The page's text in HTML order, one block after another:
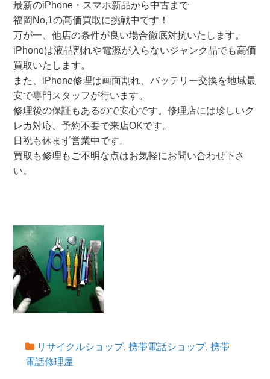
最新のiPhone・スマホ新品から中古まで
福岡No,1の高価買取に挑戦中です！
万が一、他店の条件が良い場合徹底対抗いたします。
iPhoneは液晶割れや電源が入らないジャンク品でも高価
買取いたします。
また、iPhone修理は画面割れ、バッテリー交換を地域最
安で専門スタッフが行います。
修理後の保証もあるので安心です。修理店には珍しいク
レカ対応、予約不要で来店OKです。
日祝も休まず営業中です。
買取も修理もご不明な点はお気軽にお問い合わせ下さ
い。
リサイクルショップ,携帯電話ショップ,携帯
電話修理屋